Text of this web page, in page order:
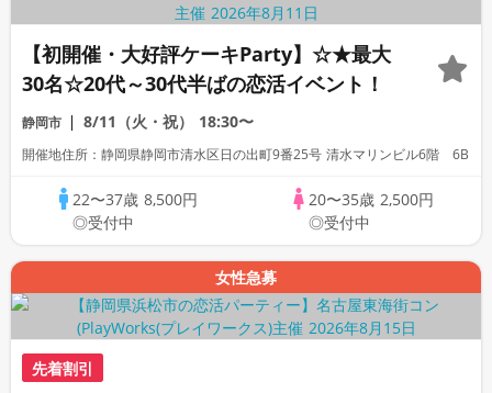
【初開催・大好評ケーキParty】☆★最大
30名☆20代～30代半ばの恋活イベント！
静岡市 8/11（火・祝） 18:30〜
開催地住所：静岡県静岡市清水区日の出町9番25号 清水マリンビル6階 6B
22〜37歳 8,500円
◎受付中
20〜35歳 2,500円
◎受付中
女性急募
先着割引